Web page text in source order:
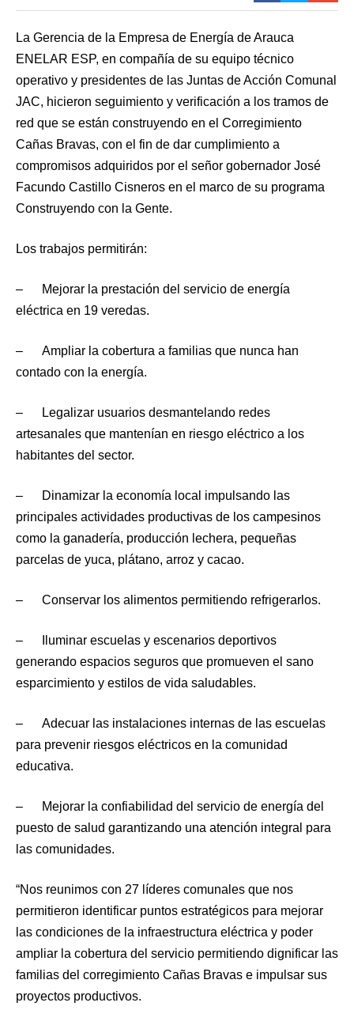
La Gerencia de la Empresa de Energía de Arauca
ENELAR ESP, en compañía de su equipo técnico
operativo y presidentes de las Juntas de Acción Comunal
JAC, hicieron seguimiento y verificación a los tramos de
red que se están construyendo en el Corregimiento
Cañas Bravas, con el fin de dar cumplimiento a
compromisos adquiridos por el señor gobernador José
Facundo Castillo Cisneros en el marco de su programa
Construyendo con la Gente.
Los trabajos permitirán:
– Mejorar la prestación del servicio de energía
eléctrica en 19 veredas.
– Ampliar la cobertura a familias que nunca han
contado con la energía.
– Legalizar usuarios desmantelando redes
artesanales que mantenían en riesgo eléctrico a los
habitantes del sector.
– Dinamizar la economía local impulsando las
principales actividades productivas de los campesinos
como la ganadería, producción lechera, pequeñas
parcelas de yuca, plátano, arroz y cacao.
– Conservar los alimentos permitiendo refrigerarlos.
– Iluminar escuelas y escenarios deportivos
generando espacios seguros que promueven el sano
esparcimiento y estilos de vida saludables.
– Adecuar las instalaciones internas de las escuelas
para prevenir riesgos eléctricos en la comunidad
educativa.
– Mejorar la confiabilidad del servicio de energía del
puesto de salud garantizando una atención integral para
las comunidades.
“Nos reunimos con 27 líderes comunales que nos
permitieron identificar puntos estratégicos para mejorar
las condiciones de la infraestructura eléctrica y poder
ampliar la cobertura del servicio permitiendo dignificar las
familias del corregimiento Cañas Bravas e impulsar sus
proyectos productivos.